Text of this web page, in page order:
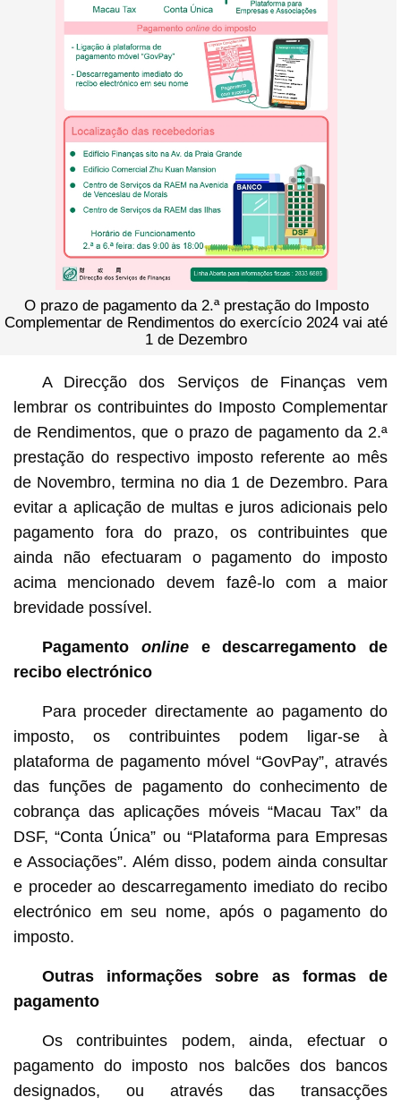
O prazo de pagamento da 2.ª prestação do Imposto
Complementar de Rendimentos do exercício 2024 vai até
1 de Dezembro
A Direcção dos Serviços de Finanças vem
lembrar os contribuintes do Imposto Complementar
de Rendimentos, que o prazo de pagamento da 2.ª
prestação do respectivo imposto referente ao mês
de Novembro, termina no dia 1 de Dezembro. Para
evitar a aplicação de multas e juros adicionais pelo
pagamento fora do prazo, os contribuintes que
ainda não efectuaram o pagamento do imposto
acima mencionado devem fazê-lo com a maior
brevidade possível.
Pagamento onlinee descarregamento de
recibo electrónico
Para proceder directamente ao pagamento do
imposto, os contribuintes podem ligar-se à
plataforma de pagamento móvel “GovPay”, através
das funções de pagamento do conhecimento de
cobrança das aplicações móveis “Macau Tax” da
DSF, “Conta Única” ou “Plataforma para Empresas
e Associações”. Além disso, podem ainda consultar
e proceder ao descarregamento imediato do recibo
electrónico em seu nome, após o pagamento do
imposto.
Outras informações sobre as formas de
pagamento
Os contribuintes podem, ainda, efectuar o
pagamento do imposto nos balcões dos bancos
designados, ou através das transacções